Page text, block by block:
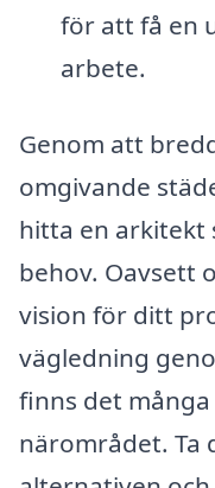
för att få en
arbete.
Genom att
omgivande
hitta en arkitekt
behov. Oavsett
vision för ditt
vägledning
finns det
närområdet. Ta